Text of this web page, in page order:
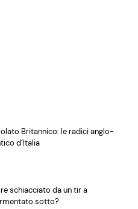
Britannico: le radici anglo-
d’Italia
schiacciato da un tir a
sotto?